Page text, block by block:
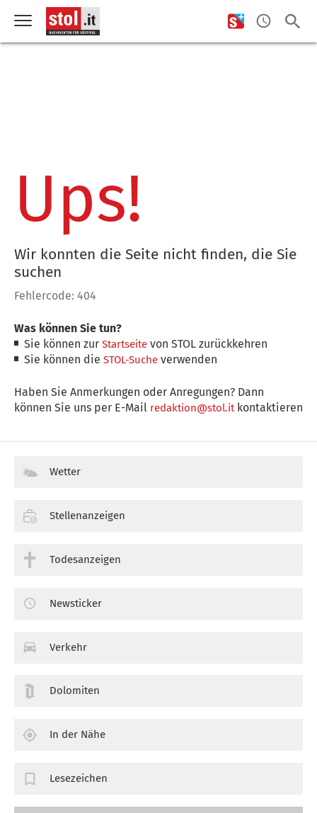
Ups!
Wir konnten die Seite nicht finden, die Sie
suchen
Fehlercode: 404
Was können Sie tun?
Sie können zurStartseite von STOL zurückkehren
Sie können dieSTOL-Suche verwenden
Haben Sie Anmerkungen oder Anregungen? Dann
können Sie uns per E-Mail redaktion@stol.itkontaktieren
Wetter
Stellenanzeigen
Todesanzeigen
Newsticker
Verkehr
Dolomiten
In der Nähe
Lesezeichen